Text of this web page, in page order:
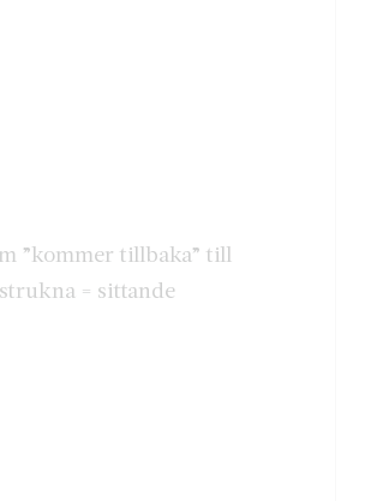
”kommer tillbaka” till
= sittande